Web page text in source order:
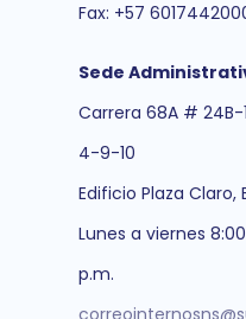
Fax: +57
Sede
Carrera 68A # 24B-
4-9-10
Edificio Plaza Claro,
Lunes a viernes
p.m.